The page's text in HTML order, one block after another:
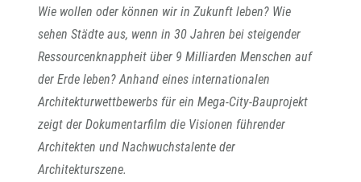
Wie wollen oder können wir in Zukunft leben? Wie
sehen Städte aus, wenn in 30 Jahren bei steigender
Ressourcenknappheit über 9 Milliarden Menschen auf
der Erde leben? Anhand eines internationalen
Architekturwettbewerbs für ein Mega-City-Bauprojekt
zeigt der Dokumentarfilm die Visionen führender
Architekten und Nachwuchstalente der
Architekturszene.